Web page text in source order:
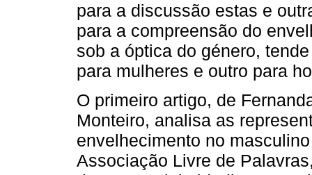
para a discussão estas e
para a compreensão do
sob a óptica do género,
para mulheres e outro para
O primeiro artigo, de
Monteiro, analisa as
envelhecimento no
Associação Livre de